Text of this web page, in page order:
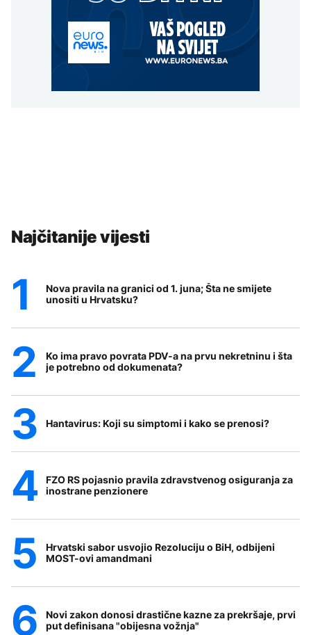
Najčitanije vijesti
Nova pravila na granici od 1. juna; Šta ne smijete
unositi u Hrvatsku?
Ko ima pravo povrata PDV-a na prvu nekretninu i šta
je potrebno od dokumenata?
Hantavirus: Koji su simptomi i kako se prenosi?
FZO RS pojasnio pravila zdravstvenog osiguranja za
inostrane penzionere
Hrvatski sabor usvojio Rezoluciju o BiH, odbijeni
MOST-ovi amandmani
Novi zakon donosi drastične kazne za prekršaje, prvi
put definisana "obijesna vožnja"